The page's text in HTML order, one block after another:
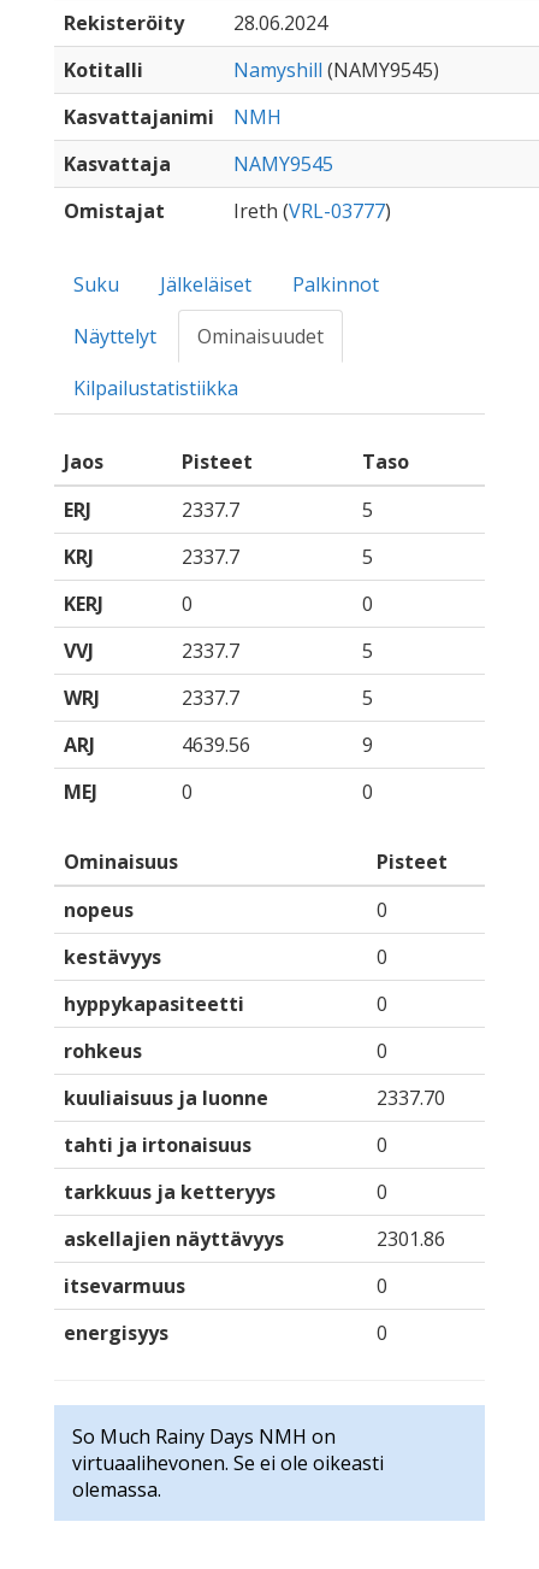
Rekisteröity
28.06.2024
Kotitalli
Namyshill (NAMY9545)
Kasvattajanimi
NMH
Kasvattaja
NAMY9545
Omistajat
Ireth (VRL-03777)
Suku Jälkeläiset
Palkinnot
Näyttelyt
Ominaisuudet
Kilpailustatistiikka
Jaos Pisteet
Taso
ERJ
2337.7
5
KRJ
2337.7
5
KERJ
0
0
VVJ
2337.7
5
WRJ
2337.7
5
ARJ
4639.56
9
MEJ
0 0
Ominaisuus
Pisteet
nopeus
0
kestävyys
0
hyppykapasiteetti
0
rohkeus
0
kuuliaisuus ja luonne
2337.70
tahti ja irtonaisuus
0
tarkkuus ja ketteryys
0
askellajien näyttävyys
2301.86
itsevarmuus
0
energisyys
0
So Much Rainy Days NMH on
virtuaalihevonen. Se ei ole oikeasti
olemassa.